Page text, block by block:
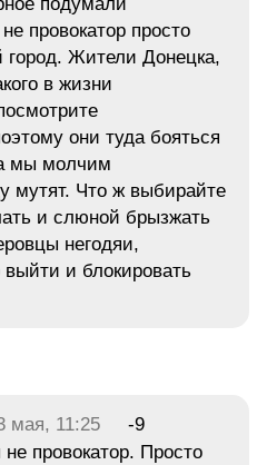
провокатор просто
город. Жители Донецка,
в жизни
они туда бояться
мы молчим
мутят. Что ж выбирайте
и слюной брызжать
негодяи,
и блокировать
мая, 11:25
-9
провокатор. Просто